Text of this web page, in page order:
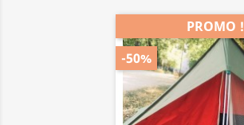
PROMO !
-50%